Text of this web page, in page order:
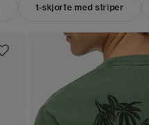
t-skjorte med striper